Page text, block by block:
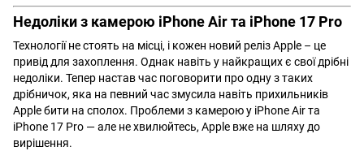
Недоліки з камерою iPhone Air та iPhone 17 Pro
Технології не стоять на місці, і кожен новий реліз Apple – це
привід для захоплення. Однак навіть у найкращих є свої дрібні
недоліки. Тепер настав час поговорити про одну з таких
дрібничок, яка на певний час змусила навіть прихильників
Apple бити на сполох. Проблеми з камерою у iPhone Air та
iPhone 17 Pro — але не хвилюйтесь, Apple вже на шляху до
вирішення.